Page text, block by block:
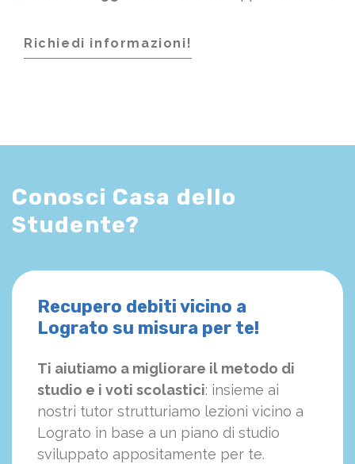
Richiedi informazioni!
Conosci Casa dello
Studente?
Recupero debiti vicino a
Lograto su misura per te!
Ti aiutiamo a migliorare il metodo di
studio e i voti scolastici: insieme ai
nostri tutor strutturiamo lezioni vicino a
Lograto in base a un piano di studio
sviluppato appositamente per te.